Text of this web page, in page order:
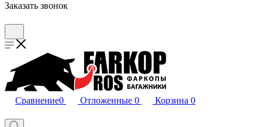
Заказать звонок
Сравнение0 Отложенные 0 Корзина 0